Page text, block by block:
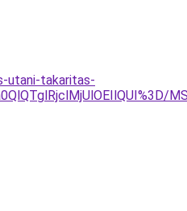
utani-takaritas-